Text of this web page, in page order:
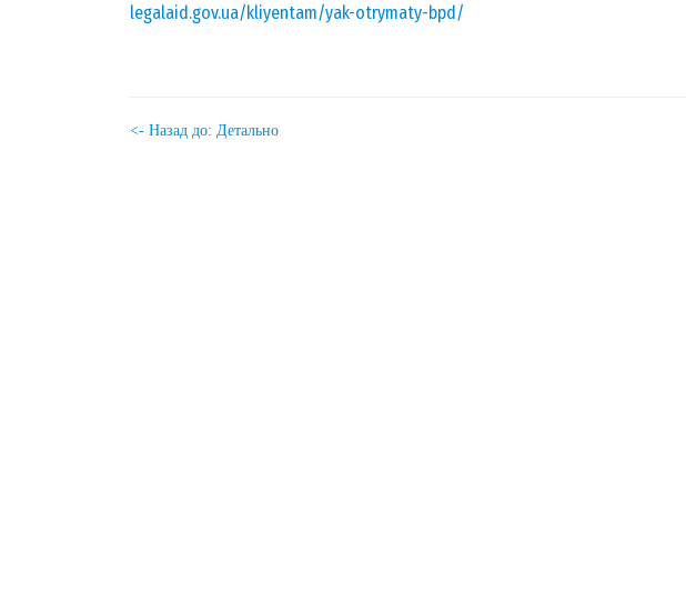
legalaid.gov.ua/kliyentam/yak-otrymaty-bpd/
<- Назад до: Детально